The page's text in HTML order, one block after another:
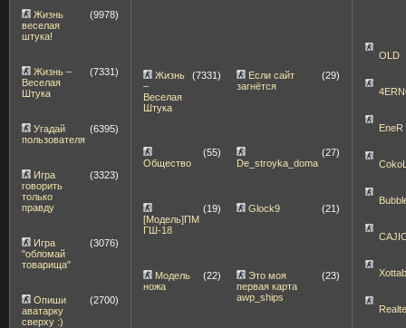
Жизнь
веселая
штука!
(9978)
Жизнь –
Веселая
Штука
(7331)
Угадай
пользователя
(6395)
Игра
говорить
только
правду
(3323)
Игра
"обломай
товарища"
(3076)
Опиши
аватарку
сверху :)
(2700)
Жизнь
–
Веселая
Штука
(7331)
Если сайт
загнётся
(29)
Общество
(55)
De_stroyka_doma
(27)
[Модель]ПМ
ГШ-18
(19) Glock9 (21)
Модель
ножа
(22)
Это моя
первая карта
awp_ships
(23)
OLD
EneR